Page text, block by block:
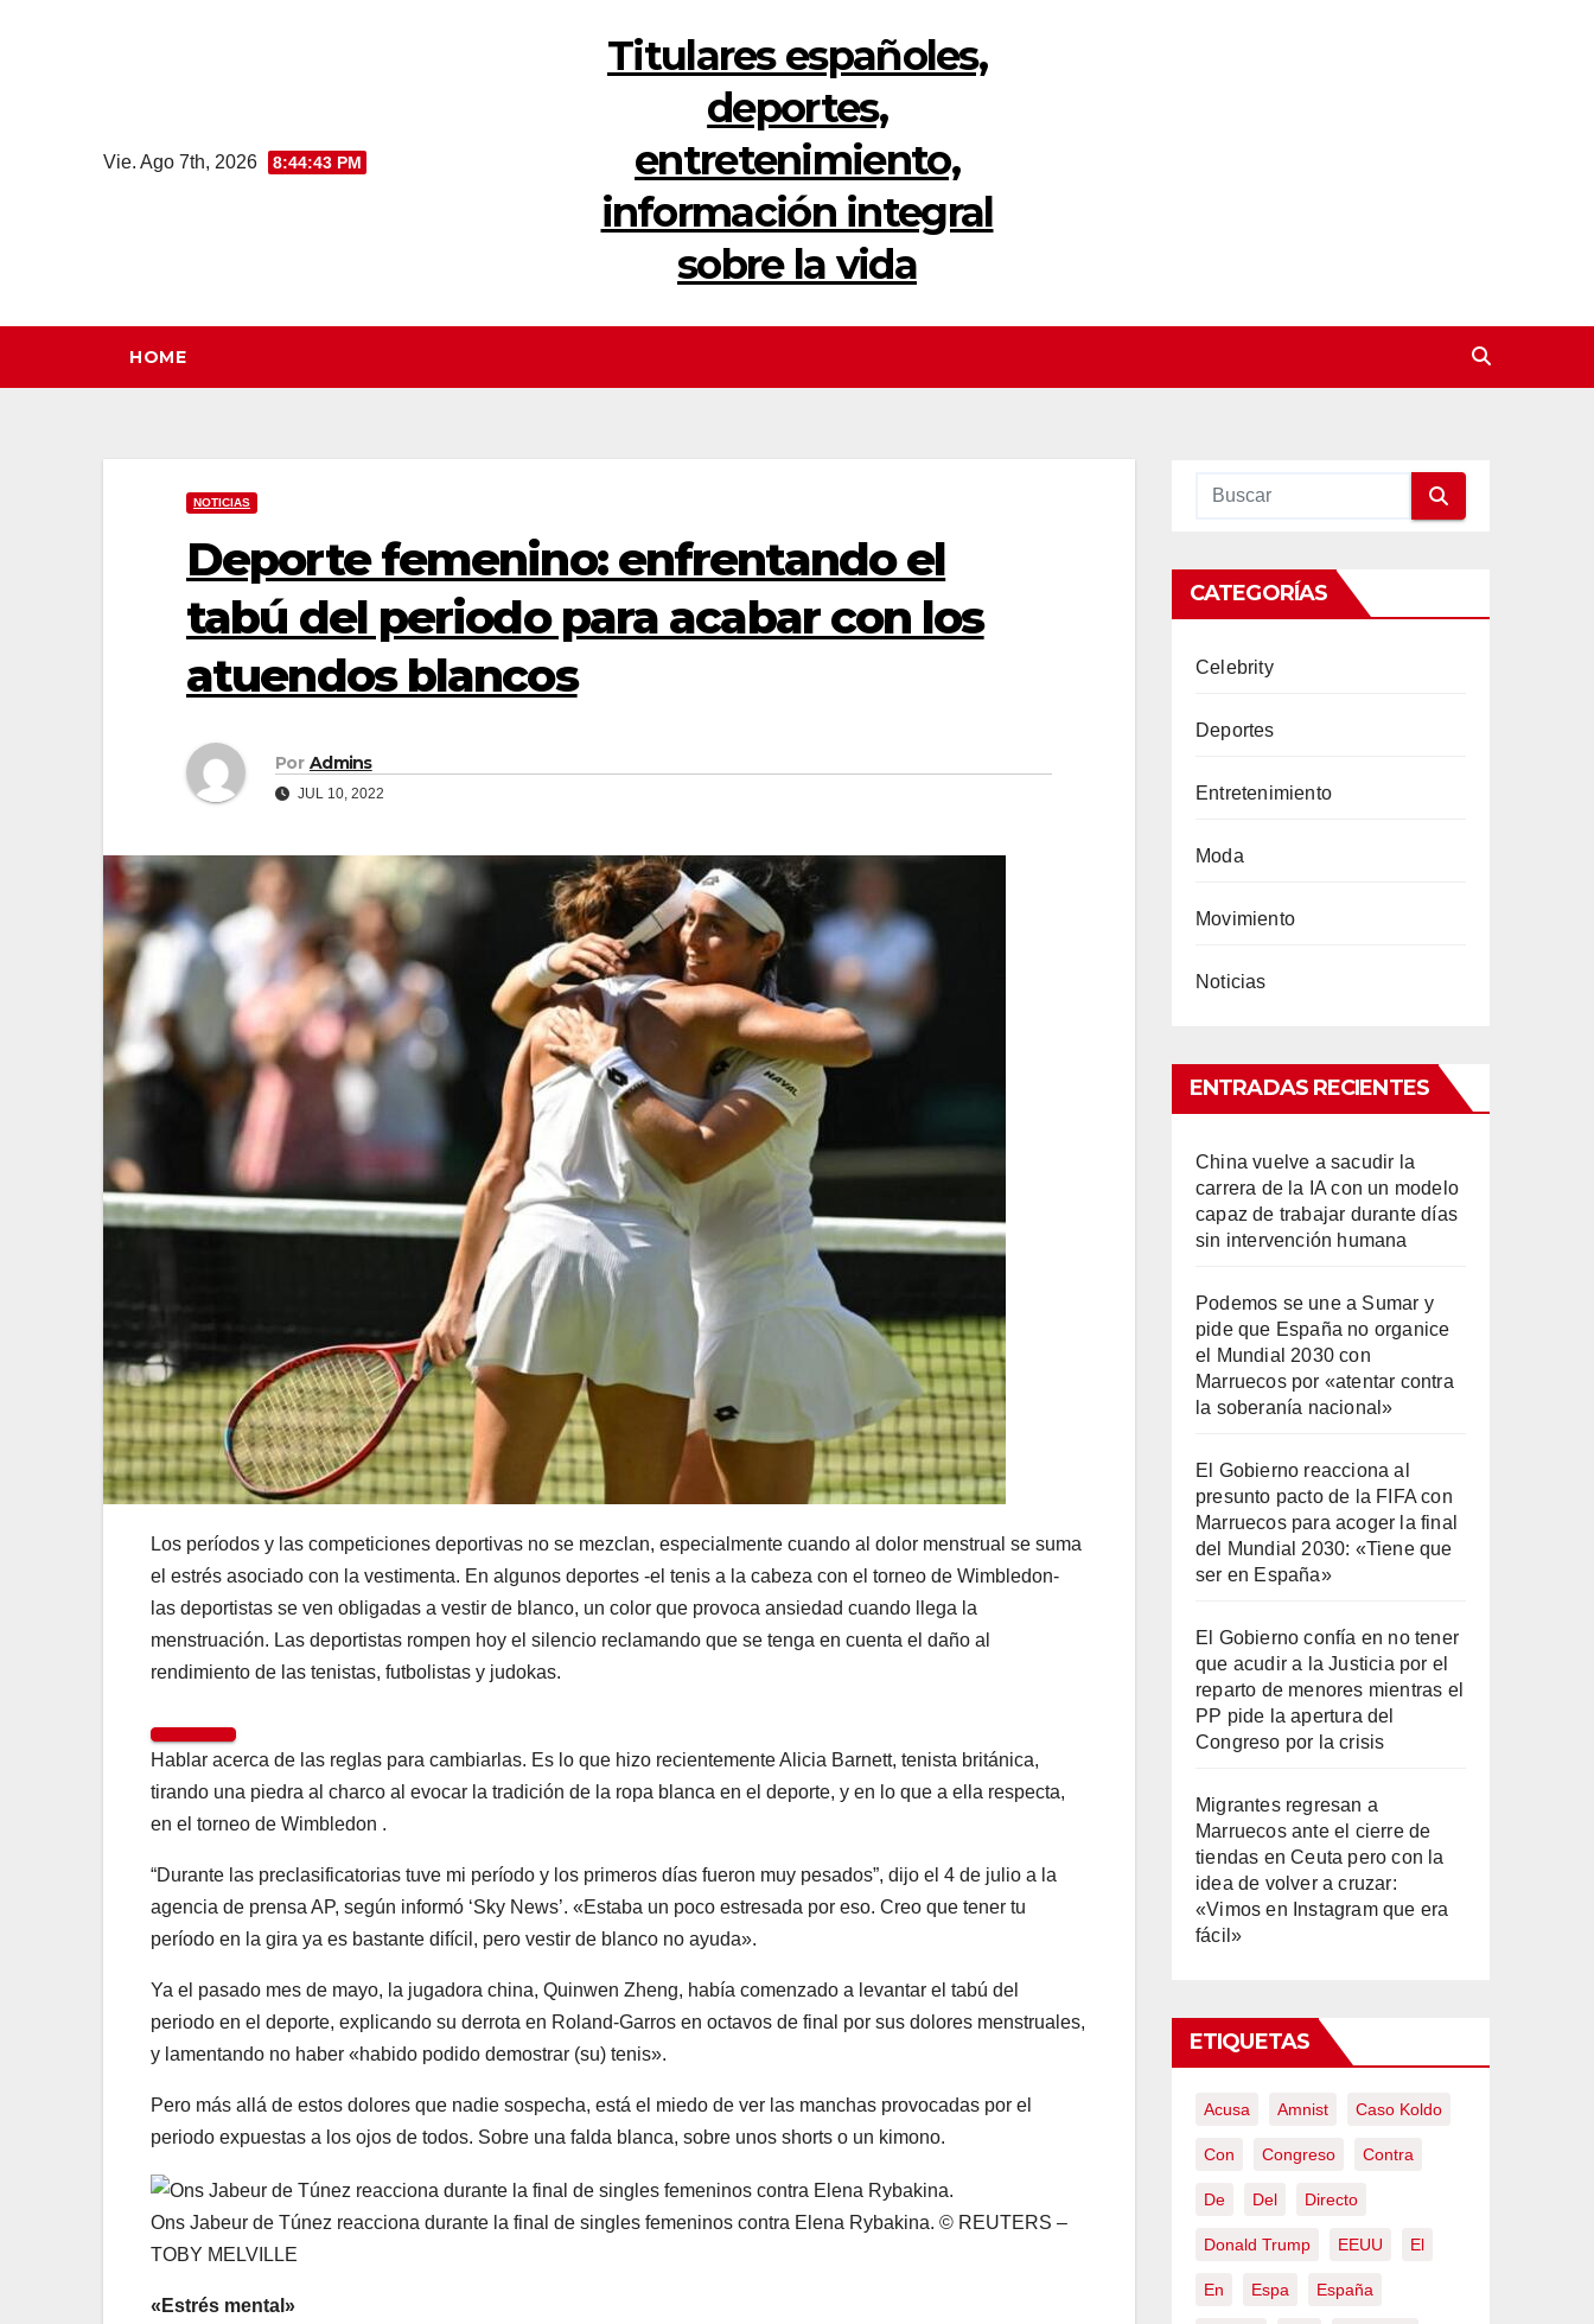
Vie. Ago 7th, 2026 8:44:44 PM
Titulares españoles,
deportes,
entretenimiento,
información integral
sobre la vida
HOME
NOTICIAS
Deporte femenino: enfrentando el
tabú del periodo para acabar con los
atuendos blancos
Por Admins
JUL 10, 2022
Los períodos y las competiciones deportivas no se mezclan, especialmente cuando al dolor menstrual se suma
el estrés asociado con la vestimenta. En algunos deportes -el tenis a la cabeza con el torneo de Wimbledon-
las deportistas se ven obligadas a vestir de blanco, un color que provoca ansiedad cuando llega la
menstruación. Las deportistas rompen hoy el silencio reclamando que se tenga en cuenta el daño al
rendimiento de las tenistas, futbolistas y judokas.
Hablar acerca de las reglas para cambiarlas. Es lo que hizo recientemente Alicia Barnett, tenista británica,
tirando una piedra al charco al evocar la tradición de la ropa blanca en el deporte, y en lo que a ella respecta,
en el torneo de Wimbledon .
“Durante las preclasificatorias tuve mi período y los primeros días fueron muy pesados”, dijo el 4 de julio a la
agencia de prensa AP, según informó ‘Sky News’. «Estaba un poco estresada por eso. Creo que tener tu
período en la gira ya es bastante difícil, pero vestir de blanco no ayuda».
Ya el pasado mes de mayo, la jugadora china, Quinwen Zheng, había comenzado a levantar el tabú del
periodo en el deporte, explicando su derrota en Roland-Garros en octavos de final por sus dolores menstruales,
y lamentando no haber «habido podido demostrar (su) tenis».
Pero más allá de estos dolores que nadie sospecha, está el miedo de ver las manchas provocadas por el
periodo expuestas a los ojos de todos. Sobre una falda blanca, sobre unos shorts o un kimono.
Ons Jabeur de Túnez reacciona durante la final de singles femeninos contra Elena Rybakina. © REUTERS –
TOBY MELVILLE
«Estrés mental»
CATEGORÍAS
Celebrity
Deportes
Entretenimiento
Moda
Movimiento
Noticias
ENTRADAS RECIENTES
China vuelve a sacudir la
carrera de la IA con un modelo
capaz de trabajar durante días
sin intervención humana
Podemos se une a Sumar y
pide que España no organice
el Mundial 2030 con
Marruecos por «atentar contra
la soberanía nacional»
El Gobierno reacciona al
presunto pacto de la FIFA con
Marruecos para acoger la final
del Mundial 2030: «Tiene que
ser en España»
El Gobierno confía en no tener
que acudir a la Justicia por el
reparto de menores mientras el
PP pide la apertura del
Congreso por la crisis
Migrantes regresan a
Marruecos ante el cierre de
tiendas en Ceuta pero con la
idea de volver a cruzar:
«Vimos en Instagram que era
fácil»
ETIQUETAS
Acusa Amnist Caso Koldo
Con Congreso Contra
De Del Directo
Donald Trump EEUU El
En Espa España